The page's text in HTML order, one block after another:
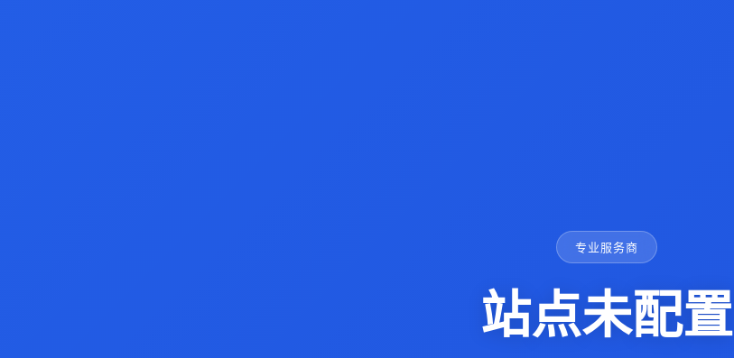
专业服务商
站点未配置